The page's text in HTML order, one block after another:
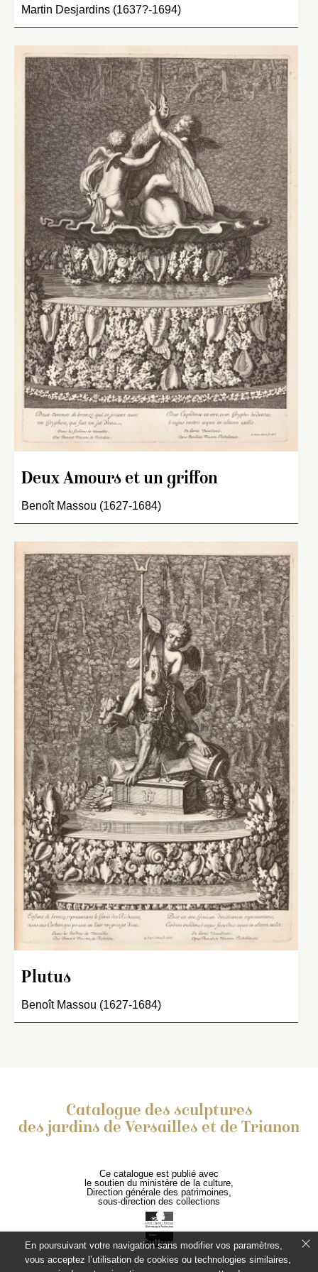
Martin Desjardins (1637?-1694)
Deux Amours et un griffon
Benoît Massou (1627-1684)
Plutus
Benoît Massou (1627-1684)
Catalogue des sculptures
des jardins de Versailles et de Trianon
Ce catalogue est publié avec
le soutien du ministère de la culture,
Direction générale des patrimoines,
sous-direction des collections
En poursuivant votre navigation sans modifier vos paramètres,
vous acceptez l’utilisation de cookies ou technologies similaires,